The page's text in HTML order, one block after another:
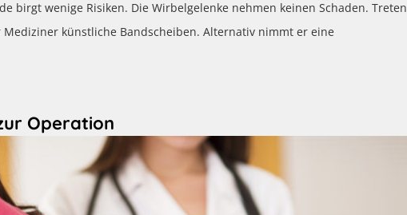
birgt wenige Risiken. Die Wirbelgelenke nehmen keinen Schaden. Treten
künstliche Bandscheiben. Alternativ nimmt er eine
Operation